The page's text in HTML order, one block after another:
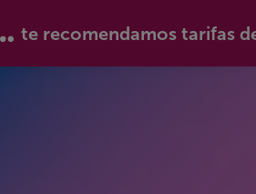
te recomendamos tarifas